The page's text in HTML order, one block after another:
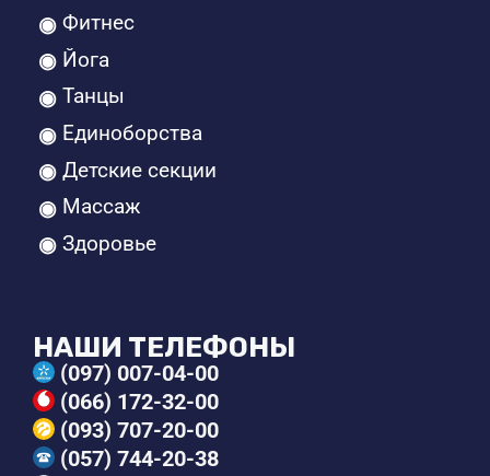
Фитнес
Йога
Танцы
Единоборства
Детские секции
Массаж
Здоровье
НАШИ ТЕЛЕФОНЫ
(097) 007-04-00
(066) 172-32-00
(093) 707-20-00
(057) 744-20-38